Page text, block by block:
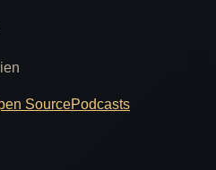
SourcePodcasts